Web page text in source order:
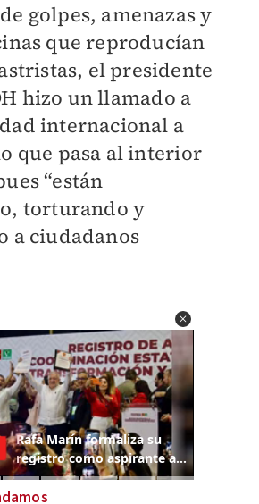
golpes, amenazas y
que reproducían
el presidente
hizo un llamado a
internacional a
que pasa al interior
“están
torturando y
a ciudadanos